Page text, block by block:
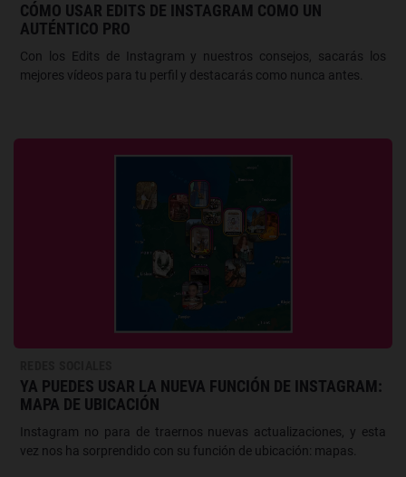
CÓMO USAR EDITS DE INSTAGRAM COMO UN
AUTÉNTICO PRO
Con los Edits de Instagram y nuestros consejos, sacarás los
mejores vídeos para tu perfil y destacarás como nunca antes.
YA PUEDES USAR LA NUEVA FUNCIÓN DE INSTAGRAM:
MAPA DE UBICACIÓN
Instagram no para de traernos nuevas actualizaciones, y esta
vez nos ha sorprendido con su función de ubicación: mapas.